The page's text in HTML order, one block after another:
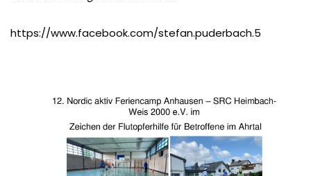
https://www.facebook.com/stefan.puderbach.5